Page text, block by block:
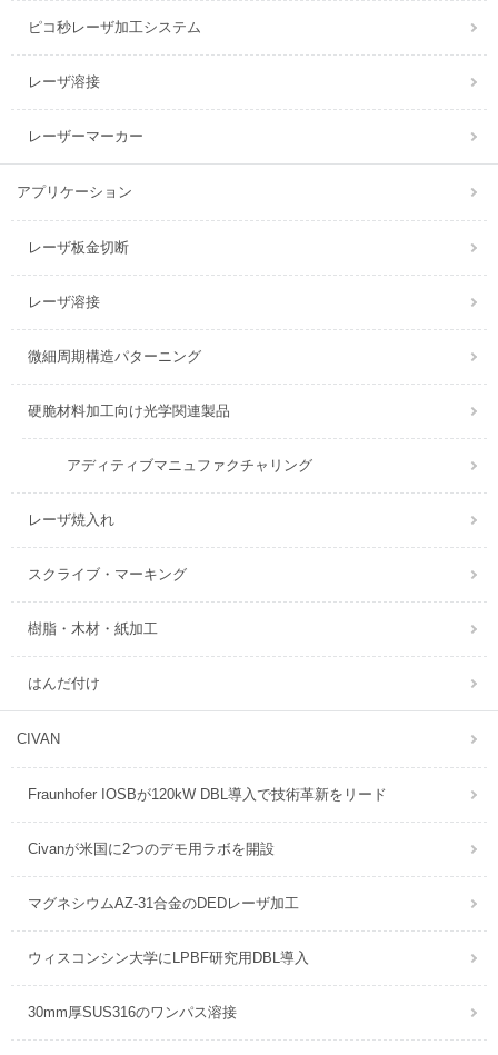
ピコ秒レーザ加工システム
レーザ溶接
レーザーマーカー
アプリケーション
レーザ板金切断
レーザ溶接
微細周期構造パターニング
硬脆材料加工向け光学関連製品
アディティブマニュファクチャリング
レーザ焼入れ
スクライブ・マーキング
樹脂・木材・紙加工
はんだ付け
CIVAN
Fraunhofer IOSBが120kW DBL導入で技術革新をリード
Civanが米国に2つのデモ用ラボを開設
マグネシウムAZ-31合金のDEDレーザ加工
ウィスコンシン大学にLPBF研究用DBL導入
30mm厚SUS316のワンパス溶接